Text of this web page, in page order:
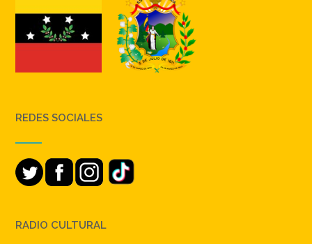
REDES SOCIALES
RADIO CULTURAL